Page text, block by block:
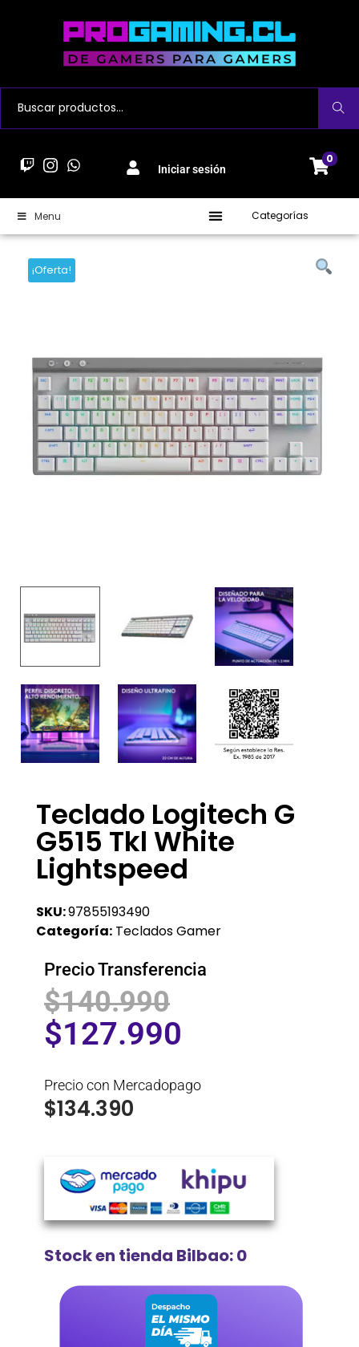
Buscar
Iniciar sesión
0
Menu Categorías
¡Oferta!
Teclado Logitech G
G515 Tkl White
Lightspeed
SKU:97855193490
Categoría: Teclados Gamer
Precio Transferencia
$140.990
$127.990
Precio con Mercadopago
$134.390
Stock en tienda Bilbao: 0